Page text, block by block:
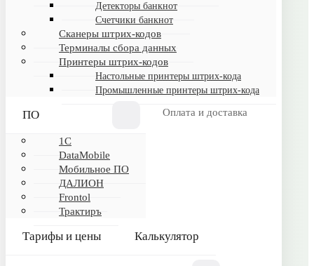
Детекторы банкнот
Счетчики банкнот
Сканеры штрих-кодов
Терминалы сбора данных
Принтеры штрих-кодов
Настольные принтеры штрих-кода
Промышленные принтеры штрих-кода
ПО
1C
DataMobile
Мобильное ПО
ДАЛИОН
Frontol
Трактиръ
Оплата и доставка
Тарифы и цены Калькулятор
ИНФОРМАЦИЯ
Обртная связь
КАТАЛОГ
Frontol
ДАЛИОН
1С
Калькулятор